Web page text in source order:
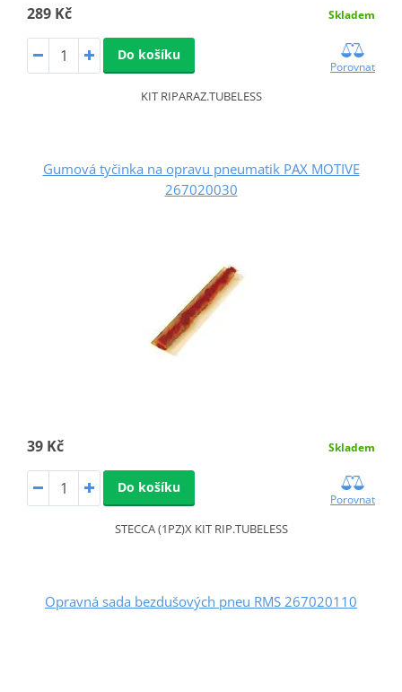
289 Kč Skladem
Do košíku
Porovnat
KIT RIPARAZ.TUBELESS
Gumová tyčinka na opravu pneumatik PAX MOTIVE
267020030
39 Kč Skladem
Do košíku
Porovnat
STECCA (1PZ)X KIT RIP.TUBELESS
Opravná sada bezdušových pneu RMS 267020110